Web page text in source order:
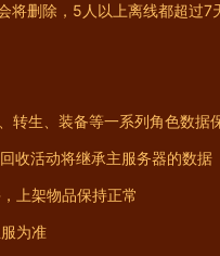
将删除，5人以上离线都超过7
转生、装备等一系列角色数据
收活动将继承主服务器的数据
上架物品保持正常
为准